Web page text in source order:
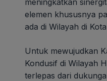
meningkatkan
elemen khususnya
ada di Wilayah di
Untuk mewujudkan
Kondusif di Wilayah
terlepas dari